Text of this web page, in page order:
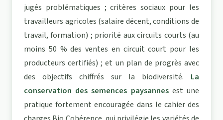
jugés problématiques ; critères sociaux pour les
travailleurs agricoles (salaire décent, conditions de
travail, formation) ; priorité aux circuits courts (au
moins 50 % des ventes en circuit court pour les
producteurs certifiés) ; et un plan de progrès avec
des objectifs chiffrés sur la biodiversité. La
conservation des semences paysannesest une
pratique fortement encouragée dans le cahier des